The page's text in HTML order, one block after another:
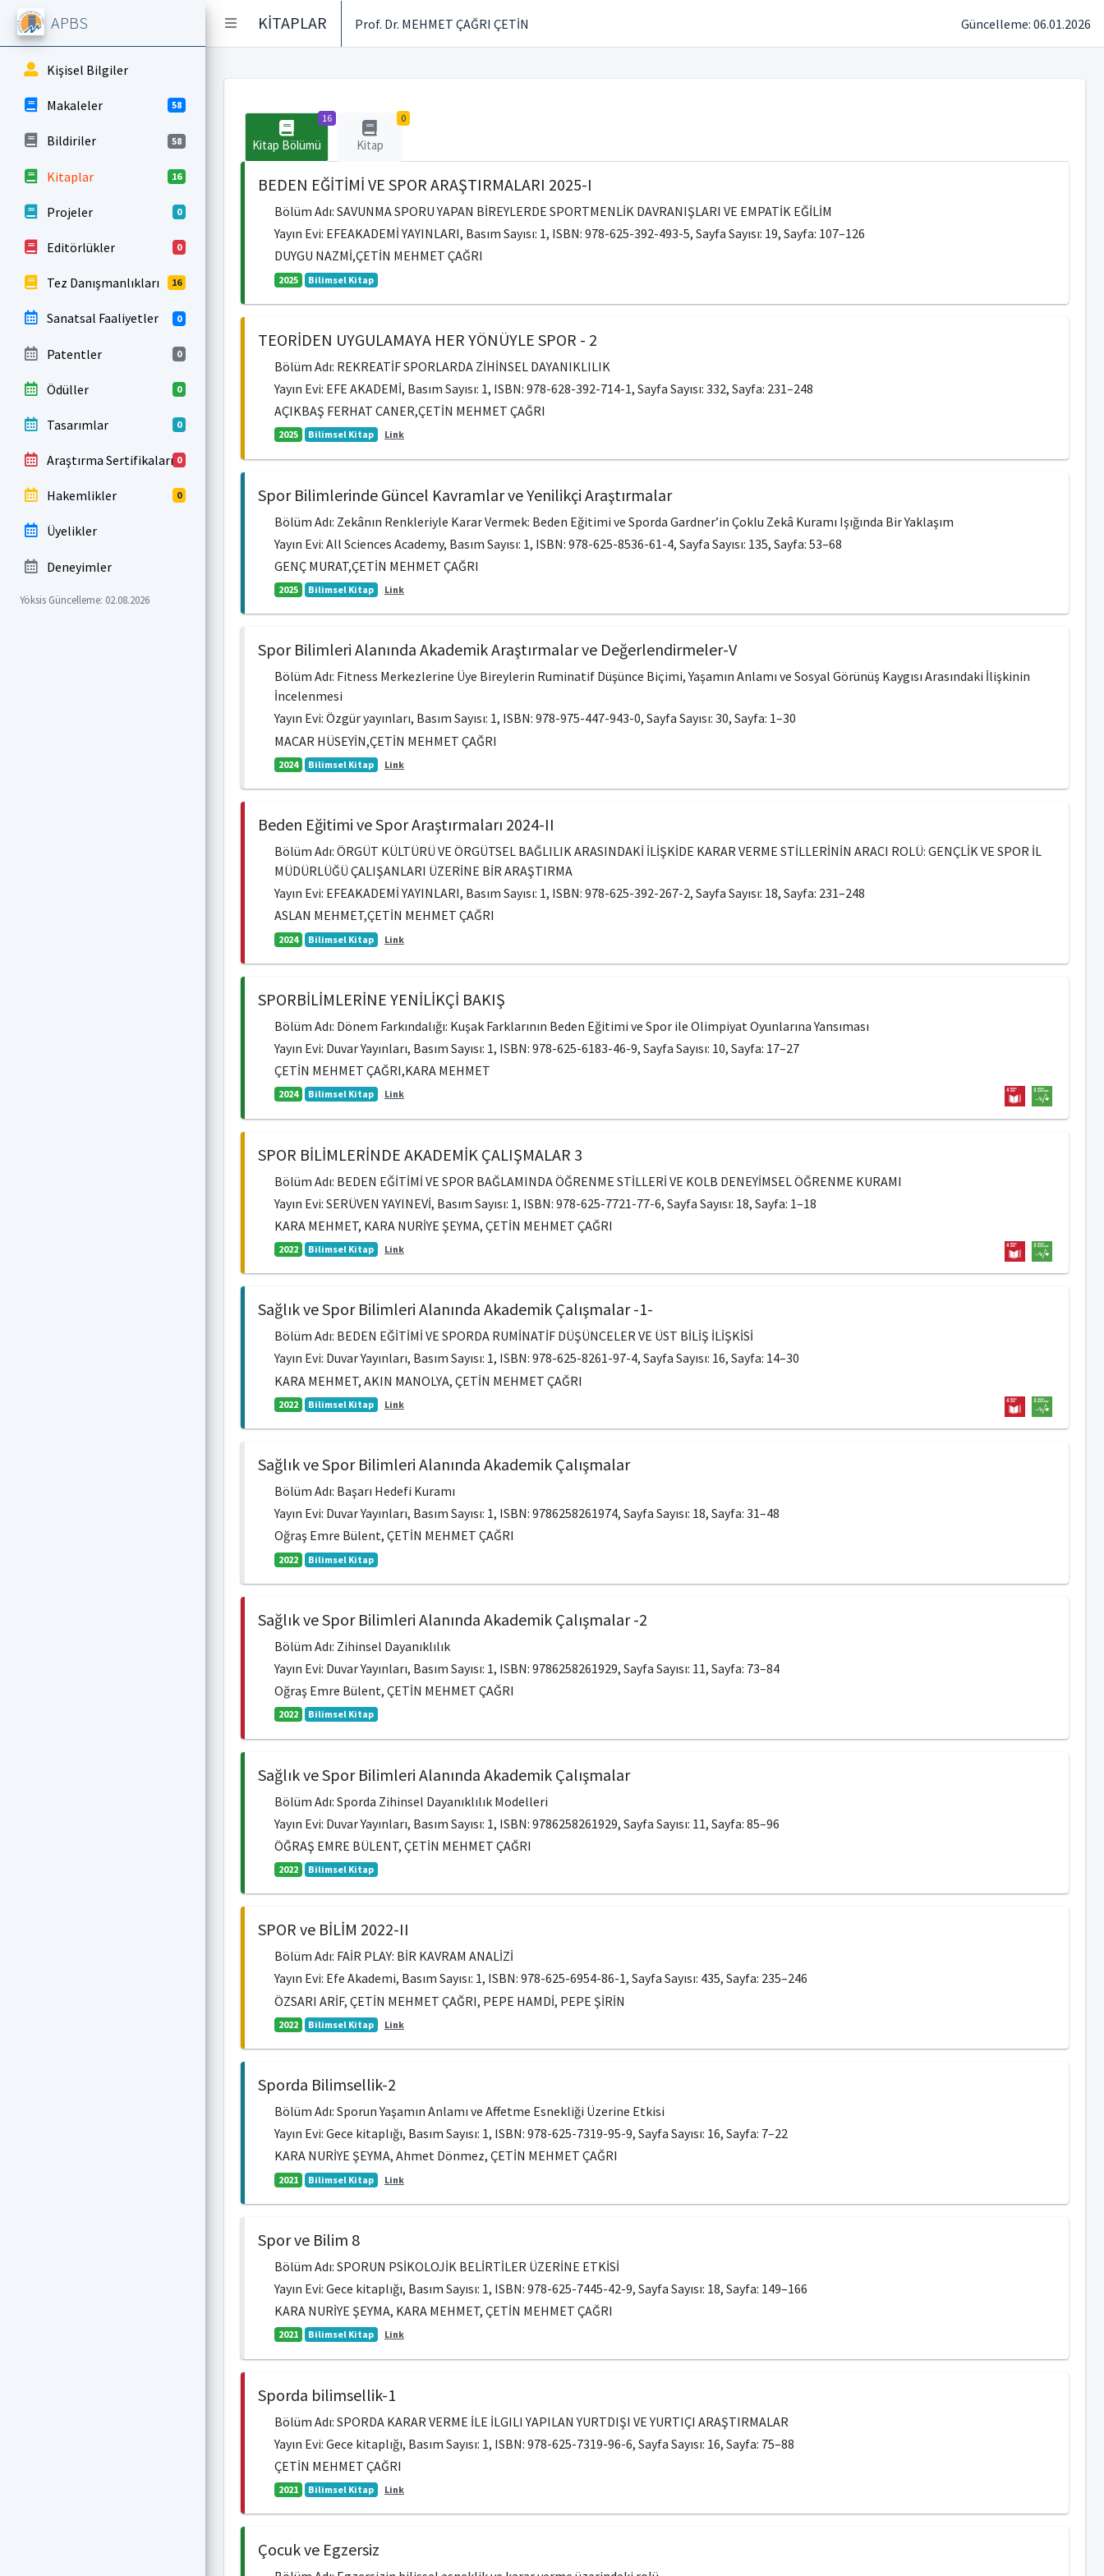
KİTAPLAR Prof. Dr. MEHMET ÇAĞRI ÇETİN Güncelleme: 06.01.2026
APBS
Kişisel Bilgiler
Makaleler 58
Bildiriler 58
Kitaplar 16
Projeler 0
Editörlükler 0
Tez Danışmanlıkları 16
Sanatsal Faaliyetler 0
Patentler 0
Ödüller 0
Tasarımlar 0
Araştırma Sertifikaları 0
Hakemlikler 0
Üyelikler
Deneyimler
Yöksis Güncelleme: 02.08.2026
16
Kitap Bölümü
0
Kitap
BEDEN EĞİTİMİ VE SPOR ARAŞTIRMALARI 2025-I
Bölüm Adı: SAVUNMA SPORU YAPAN BİREYLERDE SPORTMENLİK DAVRANIŞLARI VE EMPATİK EĞİLİM
Yayın Evi: EFEAKADEMİ YAYINLARI, Basım Sayısı: 1, ISBN: 978-625-392-493-5, Sayfa Sayısı: 19, Sayfa: 107–126
DUYGU NAZMİ,ÇETİN MEHMET ÇAĞRI
2025 Bilimsel Kitap
TEORİDEN UYGULAMAYA HER YÖNÜYLE SPOR - 2
Bölüm Adı: REKREATİF SPORLARDA ZİHİNSEL DAYANIKLILIK
Yayın Evi: EFE AKADEMİ, Basım Sayısı: 1, ISBN: 978-628-392-714-1, Sayfa Sayısı: 332, Sayfa: 231–248
AÇIKBAŞ FERHAT CANER,ÇETİN MEHMET ÇAĞRI
2025 Bilimsel Kitap Link
Spor Bilimlerinde Güncel Kavramlar ve Yenilikçi Araştırmalar
Bölüm Adı: Zekânın Renkleriyle Karar Vermek: Beden Eğitimi ve Sporda Gardner’in Çoklu Zekâ Kuramı Işığında Bir Yaklaşım
Yayın Evi: All Sciences Academy, Basım Sayısı: 1, ISBN: 978-625-8536-61-4, Sayfa Sayısı: 135, Sayfa: 53–68
GENÇ MURAT,ÇETİN MEHMET ÇAĞRI
2025 Bilimsel Kitap Link
Spor Bilimleri Alanında Akademik Araştırmalar ve Değerlendirmeler-V
Bölüm Adı: Fitness Merkezlerine Üye Bireylerin Ruminatif Düşünce Biçimi, Yaşamın Anlamı ve Sosyal Görünüş Kaygısı Arasındaki İlişkinin
İncelenmesi
Yayın Evi: Özgür yayınları, Basım Sayısı: 1, ISBN: 978-975-447-943-0, Sayfa Sayısı: 30, Sayfa: 1–30
MACAR HÜSEYİN,ÇETİN MEHMET ÇAĞRI
2024 Bilimsel Kitap Link
Beden Eğitimi ve Spor Araştırmaları 2024-II
Bölüm Adı: ÖRGÜT KÜLTÜRÜ VE ÖRGÜTSEL BAĞLILIK ARASINDAKİ İLİŞKİDE KARAR VERME STİLLERİNİN ARACI ROLÜ: GENÇLİK VE SPOR İL
MÜDÜRLÜĞÜ ÇALIŞANLARI ÜZERİNE BİR ARAŞTIRMA
Yayın Evi: EFEAKADEMİ YAYINLARI, Basım Sayısı: 1, ISBN: 978-625-392-267-2, Sayfa Sayısı: 18, Sayfa: 231–248
ASLAN MEHMET,ÇETİN MEHMET ÇAĞRI
2024 Bilimsel Kitap Link
SPORBİLİMLERİNE YENİLİKÇİ BAKIŞ
Bölüm Adı: Dönem Farkındalığı: Kuşak Farklarının Beden Eğitimi ve Spor ile Olimpiyat Oyunlarına Yansıması
Yayın Evi: Duvar Yayınları, Basım Sayısı: 1, ISBN: 978-625-6183-46-9, Sayfa Sayısı: 10, Sayfa: 17–27
ÇETİN MEHMET ÇAĞRI,KARA MEHMET
2024 Bilimsel Kitap Link
SPOR BİLİMLERİNDE AKADEMİK ÇALIŞMALAR 3
Bölüm Adı: BEDEN EĞİTİMİ VE SPOR BAĞLAMINDA ÖĞRENME STİLLERİ VE KOLB DENEYİMSEL ÖĞRENME KURAMI
Yayın Evi: SERÜVEN YAYINEVİ, Basım Sayısı: 1, ISBN: 978-625-7721-77-6, Sayfa Sayısı: 18, Sayfa: 1–18
KARA MEHMET, KARA NURİYE ŞEYMA, ÇETİN MEHMET ÇAĞRI
2022 Bilimsel Kitap Link
Sağlık ve Spor Bilimleri Alanında Akademik Çalışmalar -1-
Bölüm Adı: BEDEN EĞİTİMİ VE SPORDA RUMİNATİF DÜŞÜNCELER VE ÜST BİLİŞ İLİŞKİSİ
Yayın Evi: Duvar Yayınları, Basım Sayısı: 1, ISBN: 978-625-8261-97-4, Sayfa Sayısı: 16, Sayfa: 14–30
KARA MEHMET, AKIN MANOLYA, ÇETİN MEHMET ÇAĞRI
2022 Bilimsel Kitap Link
Sağlık ve Spor Bilimleri Alanında Akademik Çalışmalar
Bölüm Adı: Başarı Hedefi Kuramı
Yayın Evi: Duvar Yayınları, Basım Sayısı: 1, ISBN: 9786258261974, Sayfa Sayısı: 18, Sayfa: 31–48
Oğraş Emre Bülent, ÇETİN MEHMET ÇAĞRI
2022 Bilimsel Kitap
Sağlık ve Spor Bilimleri Alanında Akademik Çalışmalar -2
Bölüm Adı: Zihinsel Dayanıklılık
Yayın Evi: Duvar Yayınları, Basım Sayısı: 1, ISBN: 9786258261929, Sayfa Sayısı: 11, Sayfa: 73–84
Oğraş Emre Bülent, ÇETİN MEHMET ÇAĞRI
2022 Bilimsel Kitap
Sağlık ve Spor Bilimleri Alanında Akademik Çalışmalar
Bölüm Adı: Sporda Zihinsel Dayanıklılık Modelleri
Yayın Evi: Duvar Yayınları, Basım Sayısı: 1, ISBN: 9786258261929, Sayfa Sayısı: 11, Sayfa: 85–96
ÖĞRAŞ EMRE BÜLENT, ÇETİN MEHMET ÇAĞRI
2022 Bilimsel Kitap
SPOR ve BİLİM 2022-II
Bölüm Adı: FAİR PLAY: BİR KAVRAM ANALİZİ
Yayın Evi: Efe Akademi, Basım Sayısı: 1, ISBN: 978-625-6954-86-1, Sayfa Sayısı: 435, Sayfa: 235–246
ÖZSARI ARİF, ÇETİN MEHMET ÇAĞRI, PEPE HAMDİ, PEPE ŞİRİN
2022 Bilimsel Kitap Link
Sporda Bilimsellik-2
Bölüm Adı: Sporun Yaşamın Anlamı ve Affetme Esnekliği Üzerine Etkisi
Yayın Evi: Gece kitaplığı, Basım Sayısı: 1, ISBN: 978-625-7319-95-9, Sayfa Sayısı: 16, Sayfa: 7–22
KARA NURİYE ŞEYMA, Ahmet Dönmez, ÇETİN MEHMET ÇAĞRI
2021 Bilimsel Kitap Link
Spor ve Bilim 8
Bölüm Adı: SPORUN PSİKOLOJİK BELİRTİLER ÜZERİNE ETKİSİ
Yayın Evi: Gece kitaplığı, Basım Sayısı: 1, ISBN: 978-625-7445-42-9, Sayfa Sayısı: 18, Sayfa: 149–166
KARA NURİYE ŞEYMA, KARA MEHMET, ÇETİN MEHMET ÇAĞRI
2021 Bilimsel Kitap Link
Sporda bilimsellik-1
Bölüm Adı: SPORDA KARAR VERME İLE İLGILI YAPILAN YURTDIŞI VE YURTIÇI ARAŞTIRMALAR
Yayın Evi: Gece kitaplığı, Basım Sayısı: 1, ISBN: 978-625-7319-96-6, Sayfa Sayısı: 16, Sayfa: 75–88
ÇETİN MEHMET ÇAĞRI
2021 Bilimsel Kitap Link
Çocuk ve Egzersiz